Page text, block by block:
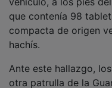
que contenía 98
compacta de origen
hachís.
otra patrulla de la